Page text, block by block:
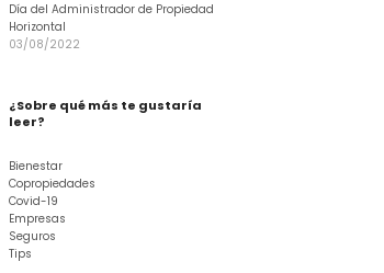
Día del Administrador de Propiedad
Horizontal
03/08/2022
¿Sobre qué más te gustaría
leer?
Bienestar
Copropiedades
Covid-19
Empresas
Seguros
Tips